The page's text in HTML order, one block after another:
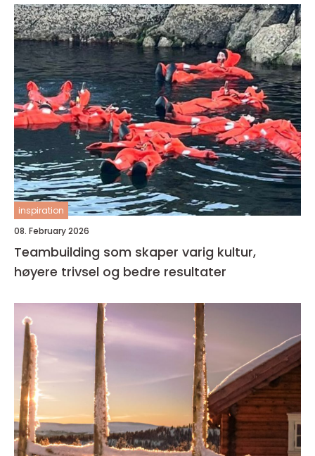
inspiration
08. February 2026
Teambuilding som skaper varig kultur,
høyere trivsel og bedre resultater